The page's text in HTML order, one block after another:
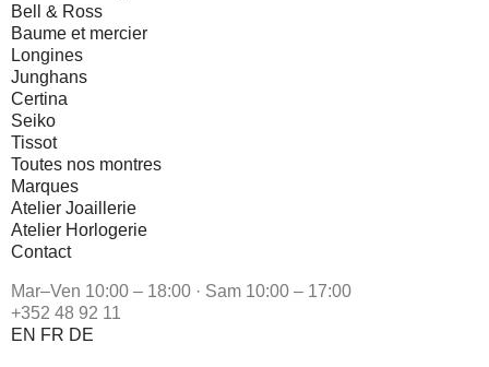
Bell & Ross
Baume et mercier
Longines
Junghans
Certina
Seiko
Tissot
Toutes nos montres
Marques
Atelier Joaillerie
Atelier Horlogerie
Contact
Mar–Ven 10:00 – 18:00 · Sam 10:00 – 17:00
+352 48 92 11
EN FR DE